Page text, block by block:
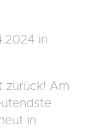
in
zurück! Am
in